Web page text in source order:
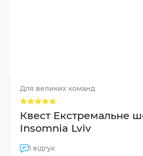
Для великих команд
Квест Екстремальне
Insomnia Lviv
1 відгук